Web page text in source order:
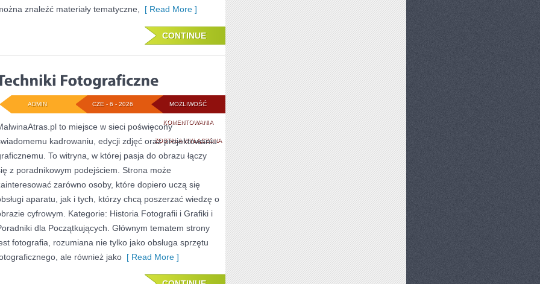
znaleźć materiały tematyczne,
[ Read More ]
CONTINUE
MOŻLIWOŚĆ
KOMENTOWANIATECHNIKI
FOTOGRAFICZNE
ZOSTAŁA WYŁĄCZONA
CZE - 6 - 2026
ADMIN
to miejsce w sieci poświęcony
kadrowaniu, edycji zdjęć oraz projektowaniu
To witryna, w której pasja do obrazu łączy
z poradnikowym podejściem. Strona może
zarówno osoby, które dopiero uczą się
aparatu, jak i tych, którzy chcą poszerzać wiedzę o
cyfrowym. Kategorie: Historia Fotografii i Grafiki i
dla Początkujących. Głównym tematem strony
fotografia, rozumiana nie tylko jako obsługa sprzętu
ale również jako [ Read More ]